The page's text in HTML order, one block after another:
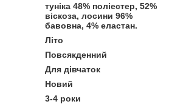
туніка 48% поліестер, 52%
віскоза, лосини 96%
бавовна, 4% еластан.
Літо
Повсякденний
Для дівчаток
Новий
3-4 роки